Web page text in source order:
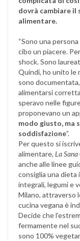
dovrà cambiare il
alimentare.
“Sono una
cibo un piacere.
shock. Sono
Quindi, ho unito le
sono
alimentarsi
speravo nelle
proponevano un
modo giusto, ma
soddisfazione”.
Per questo si
alimentare, La Sana
anche alle linee
consiglia una dieta
integrali, legumi e
Milano, attraverso
cucina vegana è
Decide che
fermamente nel
sono 100%